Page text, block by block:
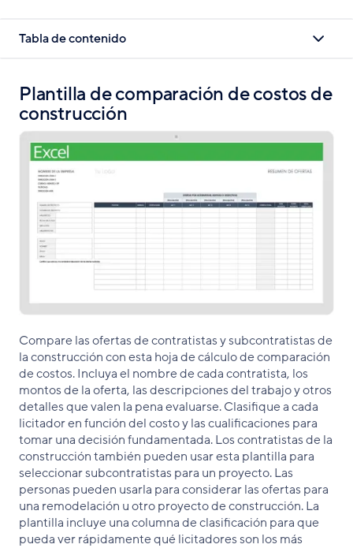
Tabla de contenido
Plantilla de comparación de costos de
construcción
Compare las ofertas de contratistas y subcontratistas de
la construcción con esta hoja de cálculo de comparación
de costos. Incluya el nombre de cada contratista, los
montos de la oferta, las descripciones del trabajo y otros
detalles que valen la pena evaluarse. Clasifique a cada
licitador en función del costo y las cualificaciones para
tomar una decisión fundamentada. Los contratistas de la
construcción también pueden usar esta plantilla para
seleccionar subcontratistas para un proyecto. Las
personas pueden usarla para considerar las ofertas para
una remodelación u otro proyecto de construcción. La
plantilla incluye una columna de clasificación para que
pueda ver rápidamente qué licitadores son los más